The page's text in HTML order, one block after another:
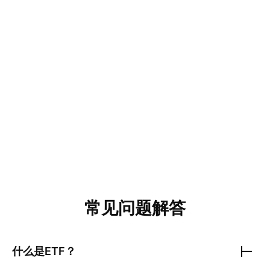
常见问题解答
什么是ETF？